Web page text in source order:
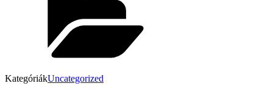
KategóriákUncategorized